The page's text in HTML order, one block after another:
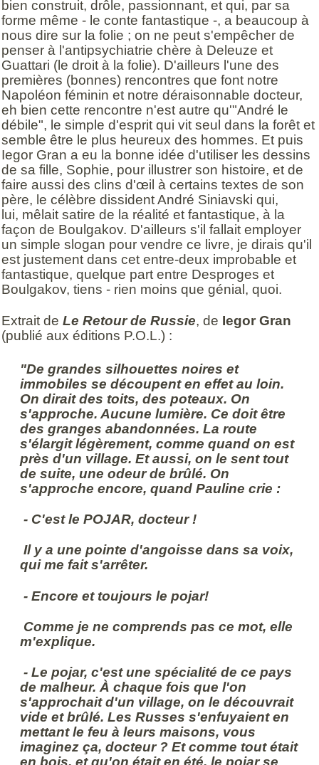
bien construit, drôle, passionnant, et qui, par sa
forme même - le conte fantastique -, a beaucoup à
nous dire sur la folie ; on ne peut s'empêcher de
penser à l'antipsychiatrie chère à Deleuze et
Guattari (le droit à la folie). D'ailleurs l'une des
premières (bonnes) rencontres que font notre
Napoléon féminin et notre déraisonnable docteur,
eh bien cette rencontre n'est autre qu'"André le
débile", le simple d'esprit qui vit seul dans la forêt et
semble être le plus heureux des hommes. Et puis
Iegor Gran a eu la bonne idée d'utiliser les dessins
de sa fille, Sophie, pour illustrer son histoire, et de
faire aussi des clins d'œil à certains textes de son
père, le célèbre dissident André Siniavski qui,
lui, mêlait satire de la réalité et fantastique, à la
façon de Boulgakov. D'ailleurs s'il fallait employer
un simple slogan pour vendre ce livre, je dirais qu'il
est justement dans cet entre-deux improbable et
fantastique, quelque part entre Desproges et
Boulgakov, tiens - rien moins que génial, quoi.
Extrait de Le Retour de Russie, de Iegor Gran
(publié aux éditions P.O.L.) :
"De grandes silhouettes noires et
immobiles se découpent en effet au loin.
On dirait des toits, des poteaux. On
s'approche. Aucune lumière. Ce doit être
des granges abandonnées. La route
s'élargit légèrement, comme quand on est
près d'un village. Et aussi, on le sent tout
de suite, une odeur de brûlé. On
s'approche encore, quand Pauline crie :
- C'est le POJAR, docteur !
Il y a une pointe d'angoisse dans sa voix,
qui me fait s'arrêter.
- Encore et toujours le pojar!
Comme je ne comprends pas ce mot, elle
m'explique.
- Le pojar, c'est une spécialité de ce pays
de malheur. À chaque fois que l'on
s'approchait d'un village, on le découvrait
vide et brûlé. Les Russes s'enfuyaient en
mettant le feu à leurs maisons, vous
imaginez ça, docteur ? Et comme tout était
en bois, et qu'on était en été, le pojar se